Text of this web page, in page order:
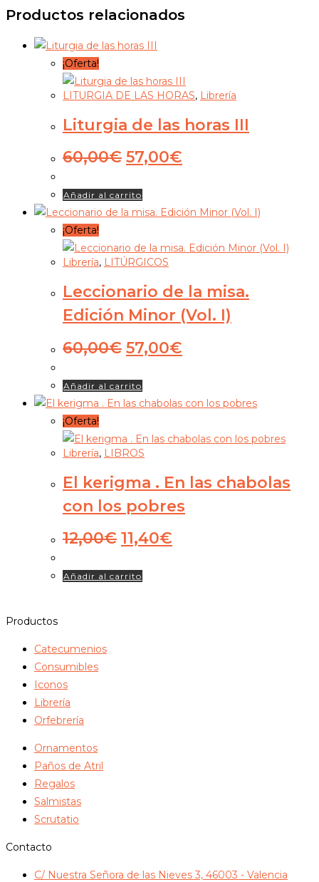
Productos relacionados
¡Oferta!
LITURGIA DE LAS HORAS, Librería
Liturgia de las horas III
60,00€ El
original
era:
60,00€.
57,00€
es:
57,00€.
Añadir al carrito
¡Oferta!
Librería, LITÚRGICOS
Leccionario de la misa.
Edición Minor (Vol. I)
60,00€ El
precio
original
era:
60,00€.
57,00€
precio
57,00€.
Añadir al carrito
¡Oferta!
Librería, LIBROS
El kerigma . En las chabolas
con los pobres
12,00€ El
original
era:
11,40€
Añadir al carrito
Productos
Catecumenios
Consumibles
Iconos
Librería
Orfebrería
Ornamentos
Paños de Atril
Regalos
Salmistas
Scrutatio
Contacto
C/ Nuestra Señora de las Nieves 3, 46003 - Valencia